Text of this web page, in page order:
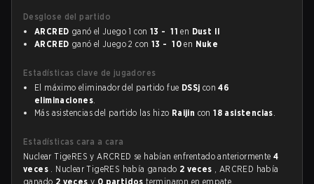
Desglose del partido
ARCRED ganó el Juego 1 con 13 - 11 en Dust II
ARCRED ganó el Juego 2 con 13 - 10 en Nuke
Estadísticas clave de jugadores
El máximo eliminador del partido fue DSSj con46
eliminaciones.
Más asistencias del partido las hizo Raijin con18 asistencias.
Estadísticas cara a cara
Nuclear TigeRES y ARCRED se habían enfrentado anteriormente 4
veces . Nuclear TigeRES había ganado 2 veces , ARCRED había
ganado 2 vecesy 0 partidosterminaron en empate.